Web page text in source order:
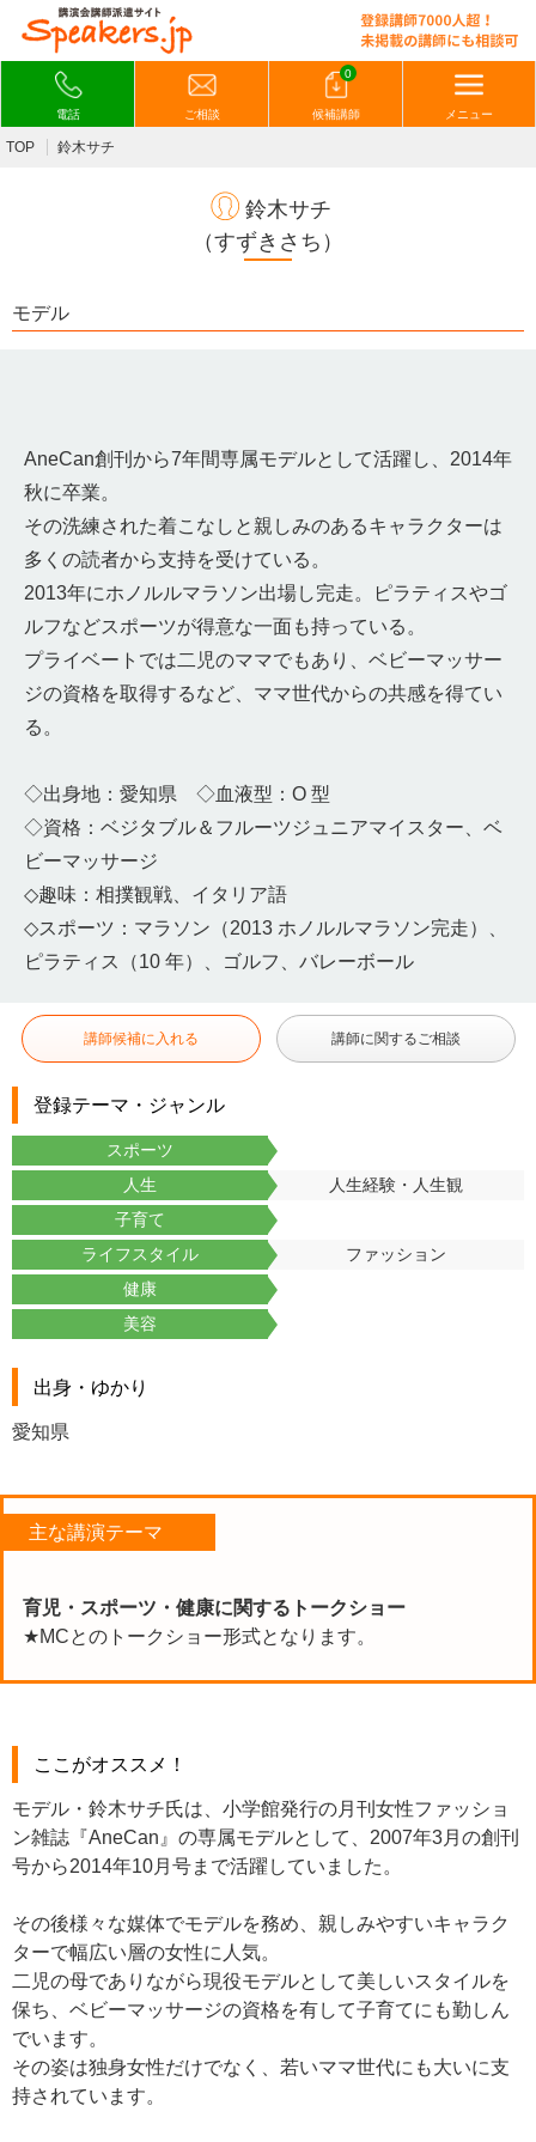
電話 ご相談
0
候補講師 メニュー
TOP 鈴木サチ
鈴木サチ
（すずきさち）
モデル
AneCan創刊から7年間専属モデルとして活躍し、2014年
秋に卒業。
その洗練された着こなしと親しみのあるキャラクターは
多くの読者から支持を受けている。
2013年にホノルルマラソン出場し完走。ピラティスやゴ
ルフなどスポーツが得意な一面も持っている。
プライベートでは二児のママでもあり、ベビーマッサー
ジの資格を取得するなど、ママ世代からの共感を得てい
る。
◇出身地：愛知県 ◇血液型：O 型
◇資格：ベジタブル＆フルーツジュニアマイスター、ベ
ビーマッサージ
◇趣味：相撲観戦、イタリア語
◇スポーツ：マラソン（2013 ホノルルマラソン完走）、
ピラティス（10 年）、ゴルフ、バレーボール
講師候補に入れる 講師に関するご相談
登録テーマ・ジャンル
スポーツ
人生
人生経験・人生観
子育て
ライフスタイル
ファッション
健康
美容
出身・ゆかり
愛知県
主な講演テーマ
育児・スポーツ・健康に関するトークショー
★MCとのトークショー形式となります。
ここがオススメ！
モデル・鈴木サチ氏は、小学館発行の月刊女性ファッショ
ン雑誌『AneCan』の専属モデルとして、2007年3月の創刊
号から2014年10月号まで活躍していました。
その後様々な媒体でモデルを務め、親しみやすいキャラク
ターで幅広い層の女性に人気。
二児の母でありながら現役モデルとして美しいスタイルを
保ち、ベビーマッサージの資格を有して子育てにも勤しん
でいます。
その姿は独身女性だけでなく、若いママ世代にも大いに支
持されています。